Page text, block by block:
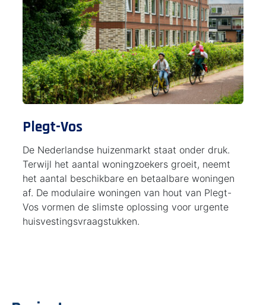
Plegt-Vos
De Nederlandse huizenmarkt staat onder druk.
Terwijl het aantal woningzoekers groeit, neemt
het aantal beschikbare en betaalbare woningen
af. De modulaire woningen van hout van Plegt-
Vos vormen de slimste oplossing voor urgente
huisvestingsvraagstukken.